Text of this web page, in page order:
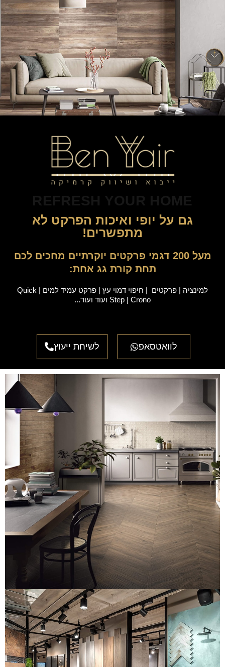
גם על יופי ואיכות הפרקט לא
מתפשרים!​
מעל 200 דגמי פרקטים יוקרתיים מחכים לכם
תחת קורת גג אחת:
למינציה | פרקטים | חיפוי דמוי עץ | פרקט עמיד למים | Quick
Step | Crono ועוד ועוד...
לוואטסאפ לשיחת ייעוץ